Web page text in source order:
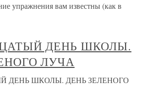
упражнения вам известны (как в
ДЕНЬ ШКОЛЫ.
ЛУЧА
ДЕНЬ ШКОЛЫ. ДЕНЬ ЗЕЛЕНОГО